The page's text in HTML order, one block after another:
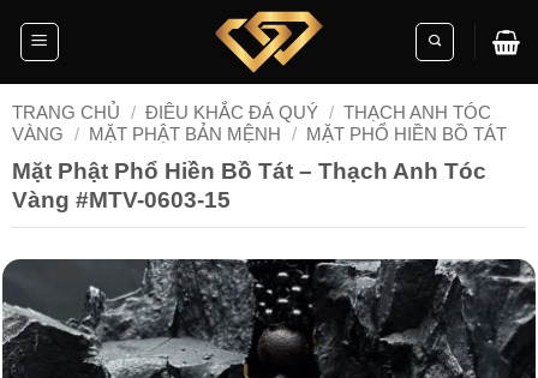
TRANG CHỦ / ĐIÊU KHẮC ĐÁ QUÝ / THẠCH ANH TÓC
VÀNG / MẶT PHẬT BẢN MỆNH / MẶT PHỔ HIỀN BỒ TÁT
Mặt Phật Phổ Hiền Bồ Tát – Thạch Anh Tóc
Vàng #MTV-0603-15